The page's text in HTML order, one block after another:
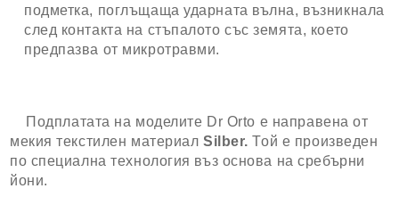
подметка, поглъщаща ударната вълна, възникнала
след контакта на стъпалото със земята, което
предпазва от микротравми.
Подплатата на моделите Dr Orto е направена от
мекия текстилен материал Silber.Той е произведен
по специална технология въз основа на сребърни
йони.